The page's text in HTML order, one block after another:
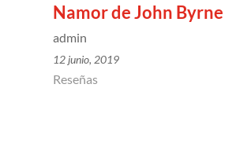
Namor de John Byrne
admin
12 junio, 2019
Reseñas